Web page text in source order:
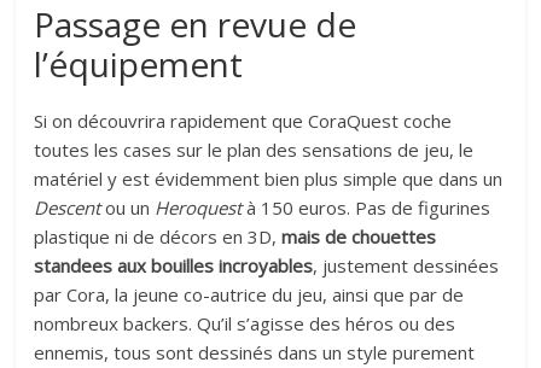
Passage en revue de
l’équipement
Si on découvrira rapidement que CoraQuest coche
toutes les cases sur le plan des sensations de jeu, le
matériel y est évidemment bien plus simple que dans un
Descentou un Heroquestà 150 euros. Pas de figurines
plastique ni de décors en 3D,mais de chouettes
standees aux bouilles incroyables, justement dessinées
par Cora, la jeune co-autrice du jeu, ainsi que par de
nombreux backers. Qu’il s’agisse des héros ou des
ennemis, tous sont dessinés dans un style purement